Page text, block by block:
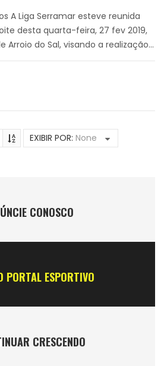
A Liga Serramar esteve reunida
desta quarta-feira, 27 fev 2019,
Arroio do Sal, visando a realização...
EXIBIR POR: None
CONOSCO
PORTAL ESPORTIVO
CRESCENDO